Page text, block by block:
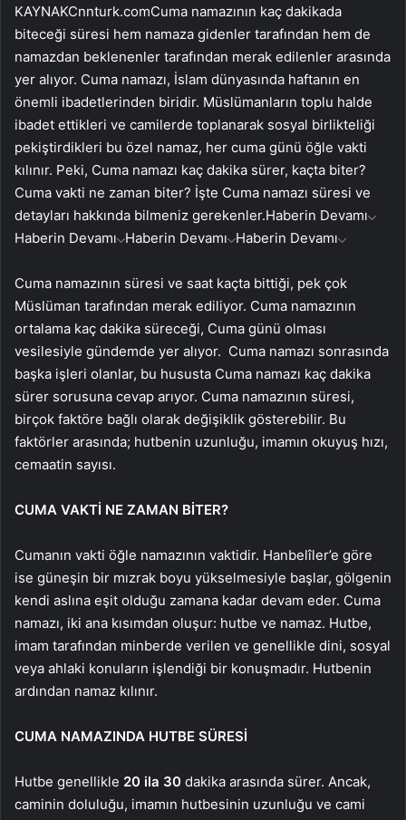
KAYNAKCnnturk.comCuma namazının kaç dakikada
biteceği süresi hem namaza gidenler tarafından hem de
namazdan beklenenler tarafından merak edilenler arasında
yer alıyor. Cuma namazı, İslam dünyasında haftanın en
önemli ibadetlerinden biridir. Müslümanların toplu halde
ibadet ettikleri ve camilerde toplanarak sosyal birlikteliği
pekiştirdikleri bu özel namaz, her cuma günü öğle vakti
kılınır. Peki, Cuma namazı kaç dakika sürer, kaçta biter?
Cuma vakti ne zaman biter? İşte Cuma namazı süresi ve
detayları hakkında bilmeniz gerekenler.Haberin Devamı
Haberin Devamı Haberin Devamı Haberin Devamı
Cuma namazının süresi ve saat kaçta bittiği, pek çok
Müslüman tarafından merak ediliyor. Cuma namazının
ortalama kaç dakika süreceği, Cuma günü olması
vesilesiyle gündemde yer alıyor. Cuma namazı sonrasında
başka işleri olanlar, bu hususta Cuma namazı kaç dakika
sürer sorusuna cevap arıyor. Cuma namazının süresi,
birçok faktöre bağlı olarak değişiklik gösterebilir. Bu
faktörler arasında; hutbenin uzunluğu, imamın okuyuş hızı,
cemaatin sayısı.
CUMA VAKTİ NE ZAMAN BİTER?
Cumanın vakti öğle namazının vaktidir. Hanbelîler’e göre
ise güneşin bir mızrak boyu yükselmesiyle başlar, gölgenin
kendi aslına eşit olduğu zamana kadar devam eder. Cuma
namazı, iki ana kısımdan oluşur: hutbe ve namaz. Hutbe,
imam tarafından minberde verilen ve genellikle dini, sosyal
veya ahlaki konuların işlendiği bir konuşmadır. Hutbenin
ardından namaz kılınır.
CUMA NAMAZINDA HUTBE SÜRESİ
Hutbe genellikle 20 ila 30 dakika arasında sürer. Ancak,
caminin doluluğu, imamın hutbesinin uzunluğu ve cami